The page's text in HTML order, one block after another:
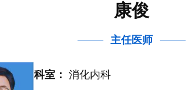
康俊
主任医师
科室： 消化内科